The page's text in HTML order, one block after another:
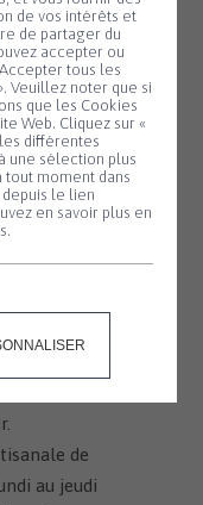
de gestion des cookies
de vos intérêts et
de partager du
accepter ou
tous les
Veuillez noter que si
que les Cookies
Web. Cliquez sur «
différentes
une sélection plus
tout moment dans
le lien
en savoir plus en
de vos
effectué
toutes les
pas encore
services
le lien
de
au jeudi